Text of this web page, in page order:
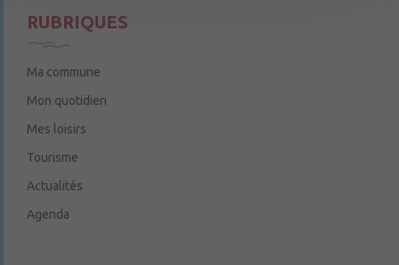
RUBRIQUES
Ma commune
Mon quotidien
Mes loisirs
Tourisme
Actualités
Agenda